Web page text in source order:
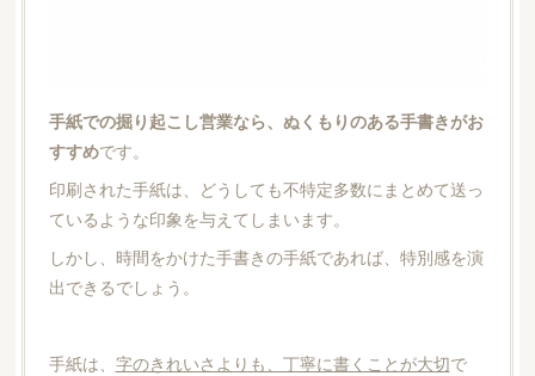
手紙での掘り起こし営業なら、ぬくもりのある手書きがお
すすめです。
印刷された手紙は、どうしても不特定多数にまとめて送っ
ているような印象を与えてしまいます。
しかし、時間をかけた手書きの手紙であれば、特別感を演
出できるでしょう。
手紙は、 字のきれいさよりも、丁寧に書くことが大切で